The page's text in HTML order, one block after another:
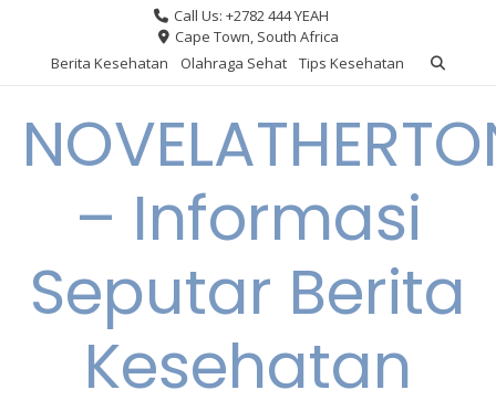
content
Call Us: +2782 444 YEAH
Cape Town, South Africa
Berita Kesehatan
Olahraga Sehat Tips Kesehatan
– Informasi
Seputar Berita
Kesehatan